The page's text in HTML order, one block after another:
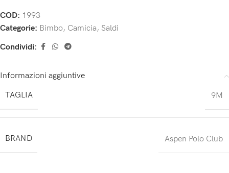
COD: 1993
Categorie: Bimbo, Camicia, Saldi
Condividi:
Informazioni aggiuntive
TAGLIA
9M
BRAND Aspen Polo Club